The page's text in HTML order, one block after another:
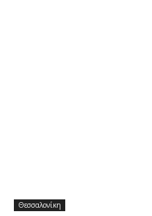
Θεσσαλονίκη